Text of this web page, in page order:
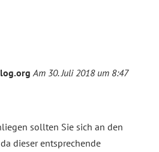
Am 30. Juli 2018 um 8:47
sollten Sie sich an den
dieser entsprechende